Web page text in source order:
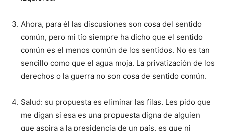
Ahora, para él las discusiones son cosa del sentido
común, pero mi tío siempre ha dicho que el sentido
común es el menos común de los sentidos. No es tan
sencillo como que el agua moja. La privatización de los
derechos o la guerra no son cosa de sentido común.
Salud: su propuesta es eliminar las filas. Les pido que
me digan si esa es una propuesta digna de alguien
que aspira a la presidencia de un país, es que ni